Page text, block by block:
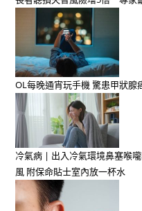
OL每晚通宵玩手機 驚患甲狀腺
冷氣病 | 出入冷氣環境鼻塞喉
風 附保命貼士室內放一杯水